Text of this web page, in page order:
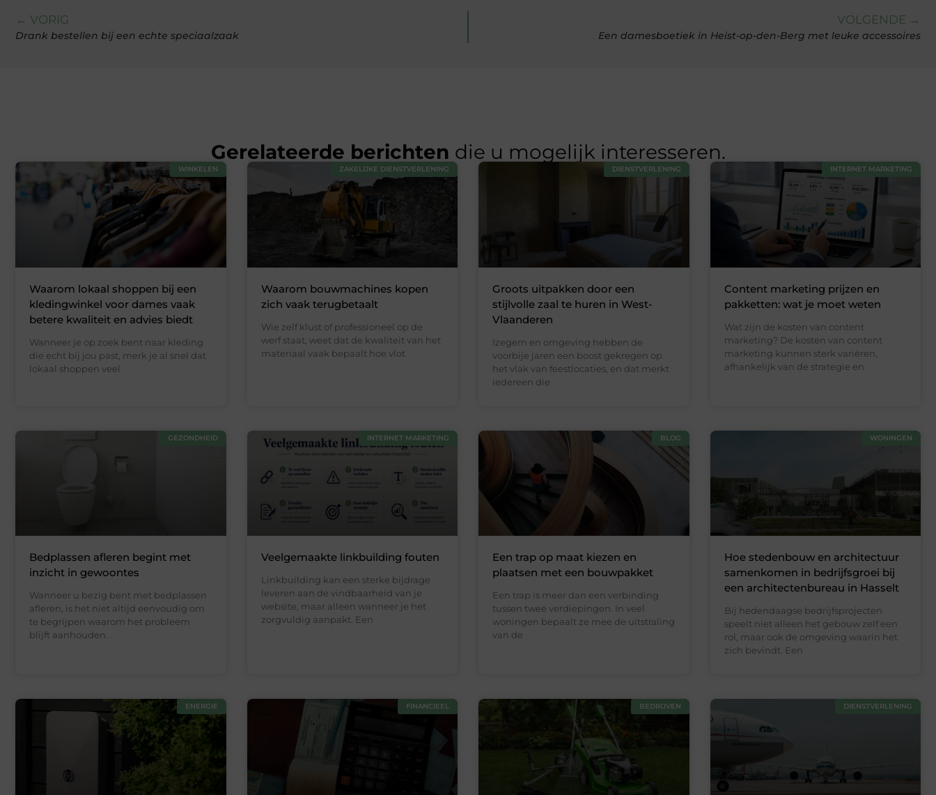
← VORIG
Drank bestellen bij een echte speciaalzaak
VOLGENDE →
Een damesboetiek in Heist-op-den-Berg met leuke accessoires
Gerelateerde berichten die u mogelijk interesseren.
WINKELEN
Waarom lokaal shoppen bij een
kledingwinkel voor dames vaak
betere kwaliteit en advies biedt
Wanneer je op zoek bent naar kleding
die echt bij jou past, merk je al snel dat
lokaal shoppen veel
ZAKELIJKE DIENSTVERLENING
Waarom bouwmachines kopen
zich vaak terugbetaalt
Wie zelf klust of professioneel op de
werf staat, weet dat de kwaliteit van het
materiaal vaak bepaalt hoe vlot
DIENSTVERLENING
Groots uitpakken door een
stijlvolle zaal te huren in West-
Vlaanderen
Izegem en omgeving hebben de
voorbije jaren een boost gekregen op
het vlak van feestlocaties, en dat merkt
iedereen die
INTERNET MARKETING
Content marketing prijzen en
pakketten: wat je moet weten
Wat zijn de kosten van content
marketing? De kosten van content
marketing kunnen sterk variëren,
afhankelijk van de strategie en
GEZONDHEID
Bedplassen afleren begint met
inzicht in gewoontes
Wanneer u bezig bent met bedplassen
afleren, is het niet altijd eenvoudig om
te begrijpen waarom het probleem
blijft aanhouden.
INTERNET MARKETING
Veelgemaakte linkbuilding fouten
Linkbuilding kan een sterke bijdrage
leveren aan de vindbaarheid van je
website, maar alleen wanneer je het
zorgvuldig aanpakt. Een
BLOG
Een trap op maat kiezen en
plaatsen met een bouwpakket
Een trap is meer dan een verbinding
tussen twee verdiepingen. In veel
woningen bepaalt ze mee de uitstraling
van de
WONINGEN
Hoe stedenbouw en architectuur
samenkomen in bedrijfsgroei bij
een architectenbureau in Hasselt
Bij hedendaagse bedrijfsprojecten
speelt niet alleen het gebouw zelf een
rol, maar ook de omgeving waarin het
zich bevindt. Een
ENERGIE FINANCIEEL BEDRIJVEN DIENSTVERLENING